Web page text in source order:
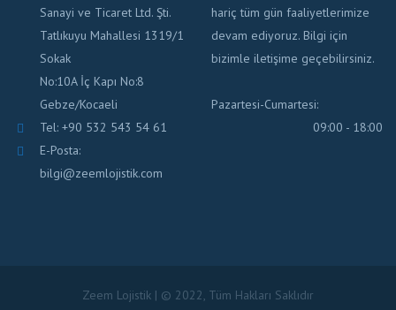
Sanayi ve Ticaret Ltd. Şti.
Tatlıkuyu Mahallesi 1319/1
Sokak
No:10A İç Kapı No:8
Gebze/Kocaeli
Tel: +90 532 543 54 61
E-Posta:
bilgi@zeemlojistik.com
hariç tüm gün faaliyetlerimize
devam ediyoruz. Bilgi için
bizimle iletişime geçebilirsiniz.
Pazartesi-Cumartesi:
09:00 - 18:00
Zeem Lojistik | © 2022, Tüm Hakları Saklıdır